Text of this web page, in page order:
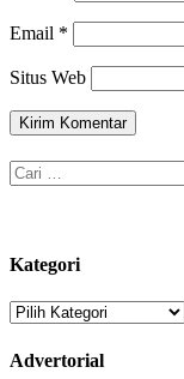
Email *
Situs Web
Cari
untuk:
Kategori
Kategori
Advertorial